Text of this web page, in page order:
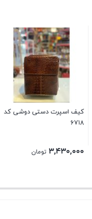
کیف اسپرت دستی دوشی کد
۶۷۱۸
۳,۴۳۰,۰۰۰ تومان